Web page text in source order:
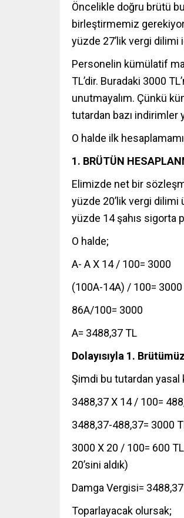
Öncelikle doğru brütü
birleştirmemiz
yüzde 27’lik vergi dilimi
Personelin kümülatif
TL’dir. Buradaki 3000
unutmayalım. Çünkü
tutardan bazı indirimler
O halde ilk
1. BRÜTÜN
Elimizde net bir
yüzde 20’lik vergi dilimi
yüzde 14 şahıs sigorta
O halde;
A- A X 14 / 100= 3000
(100A-14A) / 100= 3000
86A/100= 3000
A= 3488,37 TL
Dolayısıyla 1.
Şimdi bu tutardan yasal
3488,37 X 14 / 100=
3488,37-488,37= 3000
3000 X 20 / 100= 600
20’sini aldık)
Damga Vergisi=
Toparlayacak olursak;